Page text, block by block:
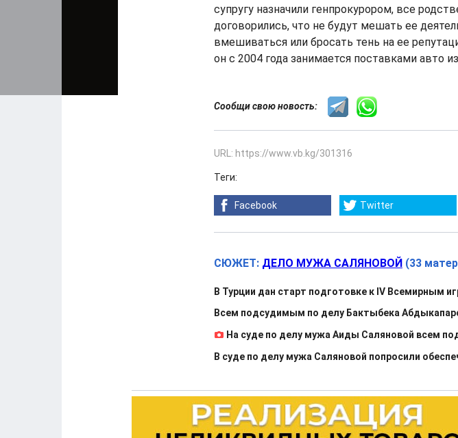
супругу назначили генпрокурором, все
договорились, что не будут мешать ее
вмешиваться или бросать тень на ее
он с 2004 года занимается поставками авто
Сообщи свою новость:
URL: https://www.vb.kg/301316
Теги:
Facebook Twitter
СЮЖЕТ: ДЕЛО МУЖА САЛЯНОВОЙ (33
В Турции дан старт подготовке к IV Всемирным
Всем подсудимым по делу Бактыбека
На суде по делу мужа Аиды Саляновой всем
В суде по делу мужа Саляновой попросили